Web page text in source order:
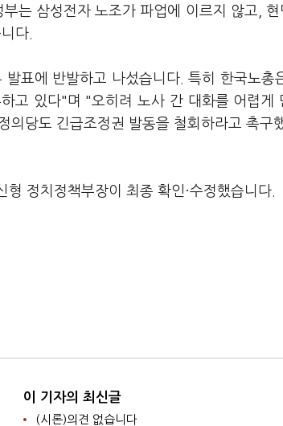
는 삼성전자 노조가 파업에 이르지 않고, 현
다.
표에 반발하고 나섰습니다. 특히 한국노총
고 있다"며 "오히려 노사 간 대화를 어렵게
당도 긴급조정권 발동을 철회하라고 촉구
정치정책부장이 최종 확인·수정했습니다.
이 기자의 최신글
(시론)의견 없습니다